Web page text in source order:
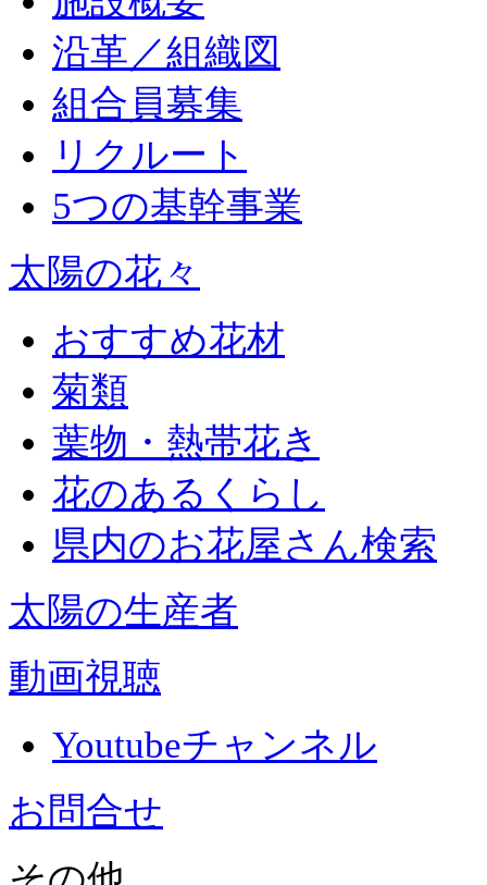
沿革／組織図
組合員募集
リクルート
5つの基幹事業
太陽の花々
おすすめ花材
菊類
葉物・熱帯花き
花のあるくらし
県内のお花屋さん検索
太陽の生産者
動画視聴
Youtubeチャンネル
お問合せ